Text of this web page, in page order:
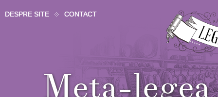
DESPRE SITE CONTACT
Meta-